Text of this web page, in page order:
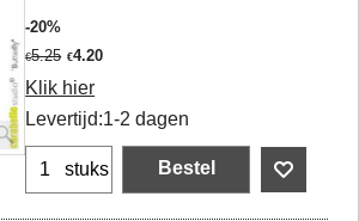
-20%
€5.25 €4.20
Klik hier
Levertijd:1-2 dagen
stuks Bestel